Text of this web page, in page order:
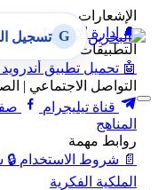
الإشعارات
🔔 إدارة الإشعارات
التطبيقات
🤖 تحميل تطبيق أندرويد
التواصل الاجتماعي |
قناة تيليجرام
المناهج
روابط مهمة
📄 شروط الاستخدام 🔒
الملكية الفكرية
G تسجيل